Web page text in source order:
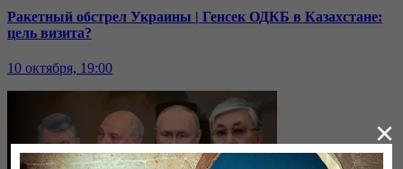
Ракетный обстрел Украины | Генсек ОДКБ в Казахстане:
цель визита?
10 октября, 19:00
×